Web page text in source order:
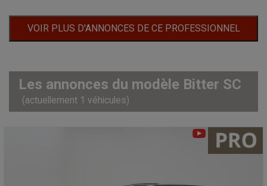
VOIR PLUS D'ANNONCES DE CE PROFESSIONNEL
Les annonces du modèle Bitter SC
(actuellement 1 véhicules)